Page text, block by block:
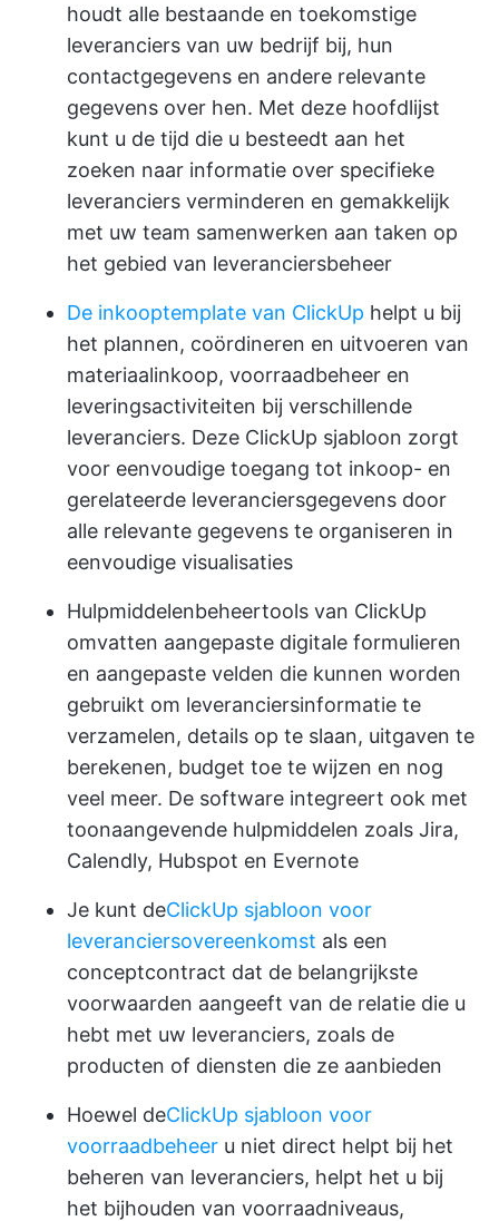
houdt alle bestaande en toekomstige
leveranciers van uw bedrijf bij, hun
contactgegevens en andere relevante
gegevens over hen. Met deze hoofdlijst
kunt u de tijd die u besteedt aan het
zoeken naar informatie over specifieke
leveranciers verminderen en gemakkelijk
met uw team samenwerken aan taken op
het gebied van leveranciersbeheer
De inkooptemplate van ClickUp helpt u bij
het plannen, coördineren en uitvoeren van
materiaalinkoop, voorraadbeheer en
leveringsactiviteiten bij verschillende
leveranciers. Deze ClickUp sjabloon zorgt
voor eenvoudige toegang tot inkoop- en
gerelateerde leveranciersgegevens door
alle relevante gegevens te organiseren in
eenvoudige visualisaties
Hulpmiddelenbeheertools van ClickUp
omvatten aangepaste digitale formulieren
en aangepaste velden die kunnen worden
gebruikt om leveranciersinformatie te
verzamelen, details op te slaan, uitgaven te
berekenen, budget toe te wijzen en nog
veel meer. De software integreert ook met
toonaangevende hulpmiddelen zoals Jira,
Calendly, Hubspot en Evernote
Je kunt deClickUp sjabloon voor
leveranciersovereenkomst als een
conceptcontract dat de belangrijkste
voorwaarden aangeeft van de relatie die u
hebt met uw leveranciers, zoals de
producten of diensten die ze aanbieden
Hoewel deClickUp sjabloon voor
voorraadbeheer u niet direct helpt bij het
beheren van leveranciers, helpt het u bij
het bijhouden van voorraadniveaus,